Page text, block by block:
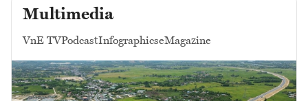
Multimedia
VnE TVPodcastInfographicseMagazine